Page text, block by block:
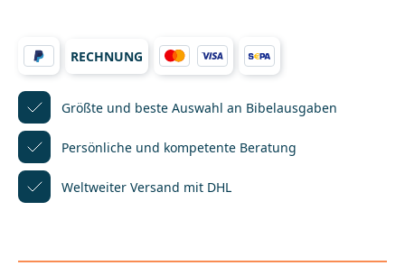
Weihnachten in aller Welt, weihnachtliche Bräuche,
die Weihnachtsbotschaft in anderen Religionen oder
die Bedeutung von Weihnachten in der heutigen
Zeit. Das mini-Megabuch ist so gestaltet, dass Kinder
Lust bekommen, sich mit diesen Themen zu
beschäftigen.____________________________________________
_________________Bei Fragen zur Produktsicherheit
wenden Sie sich bitte an:Deutsche
BibelgesellschaftBalinger Str. 31 A70567
Stuttgartproduktsicherheit@dbg.de
RECHNUNG
Größte und beste Auswahl an Bibelausgaben
Persönliche und kompetente Beratung
Weltweiter Versand mit DHL